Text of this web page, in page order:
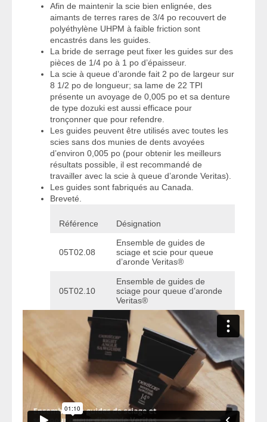
Afin de maintenir la scie bien enlignée, des
aimants de terres rares de 3/4 po recouvert de
polyéthylène UHPM à faible friction sont
encastrés dans les guides.
La bride de serrage peut fixer les guides sur des
pièces de 1/4 po à 1 po d’épaisseur.
La scie à queue d’aronde fait 2 po de largeur sur
8 1/2 po de longueur; sa lame de 22 TPI
présente un avoyage de 0,005 po et sa denture
de type dozuki est aussi efficace pour
tronçonner que pour refendre.
Les guides peuvent être utilisés avec toutes les
scies sans dos munies de dents avoyées
d’environ 0,005 po (pour obtenir les meilleurs
résultats possible, il est recommandé de
travailler avec la scie à queue d’aronde Veritas).
Les guides sont fabriqués au Canada.
Breveté.
Référence Désignation
05T02.08
Ensemble de guides de
sciage et scie pour queue
d’aronde Veritas®
05T02.10
Ensemble de guides de
sciage pour queue d’aronde
Veritas®